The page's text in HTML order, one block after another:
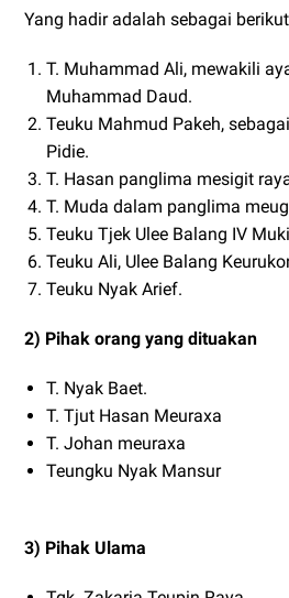
Yang hadir adalah sebagai
T. Muhammad Ali, mewakili
Muhammad Daud.
Teuku Mahmud Pakeh,
Pidie.
T. Hasan panglima mesigit
T. Muda dalam panglima
Teuku Tjek Ulee Balang IV
Teuku Ali, Ulee Balang
Teuku Nyak Arief.
2) Pihak orang yang dituakan
T. Nyak Baet.
T. Tjut Hasan Meuraxa
T. Johan meuraxa
Teungku Nyak Mansur
3) Pihak Ulama